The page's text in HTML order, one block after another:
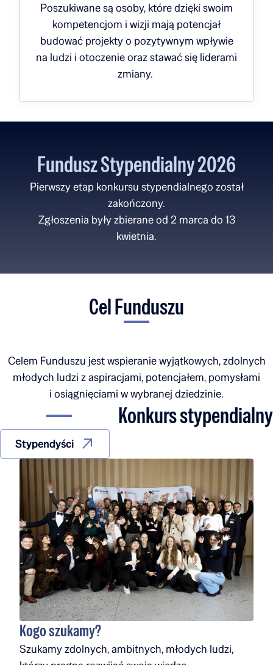
Poszukiwane są osoby, które dzięki swoim
kompetencjom i wizji mają potencjał
budować projekty o pozytywnym wpływie
na ludzi i otoczenie oraz stawać się liderami
zmiany.
Fundusz Stypendialny 2026
Pierwszy etap konkursu stypendialnego został
zakończony.
Zgłoszenia były zbierane od 2 marca do 13
kwietnia.
Cel Funduszu
Celem Funduszu jest wspieranie wyjątkowych, zdolnych
młodych ludzi z aspiracjami, potencjałem, pomysłami
i osiągnięciami w wybranej dziedzinie.
Konkurs stypendialny
Stypendyści
Kogo szukamy?
Szukamy zdolnych, ambitnych, młodych ludzi,